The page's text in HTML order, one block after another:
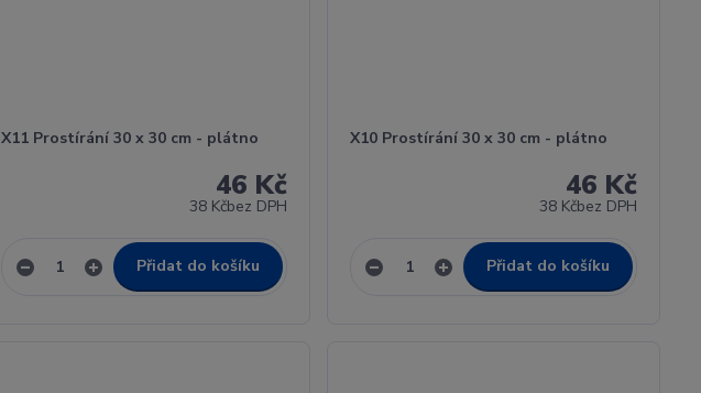
X11 Prostírání 30 x 30 cm - plátno
46 Kč
38 Kčbez DPH
Přidat do košíku
X10 Prostírání 30 x 30 cm - plátno
46 Kč
38 Kčbez DPH
Přidat do košíku